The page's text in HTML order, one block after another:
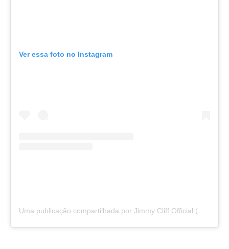
Ver essa foto no Instagram
Uma publicação compartilhada por Jimmy Cliff Official (@jimmycliff)